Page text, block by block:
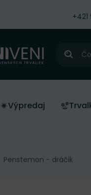
Hľadať
Výpredaj
Penstemon - dráčik